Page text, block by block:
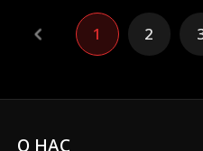
предлагает
зрение, а
Но юную
ведь спать
1 2
О НАС